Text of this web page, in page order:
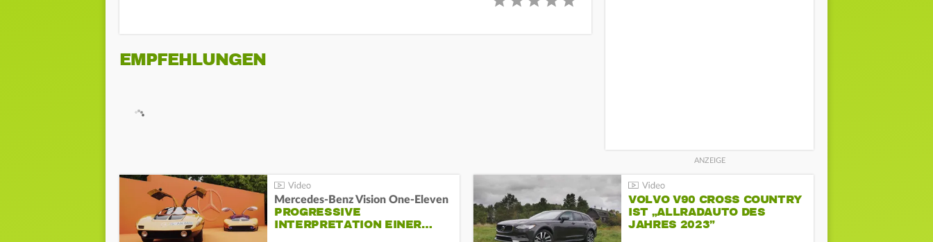
EMPFEHLUNGEN
Mercedes-Benz Vision One-Eleven
PROGRESSIVE
INTERPRETATION EINER…
VOLVO V90 CROSS COUNTRY
IST „ALLRADAUTO DES
JAHRES 2023”